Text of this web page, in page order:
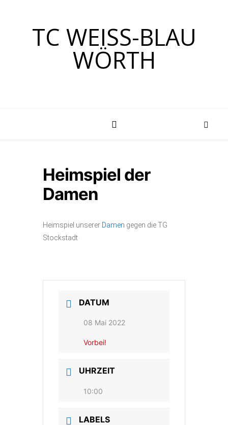
TC WEISS-BLAU W
ÖRTH
Heimspiel der
Damen
Heimspiel unserer Damen gegen die TG
Stockstadt
DATUM
08 Mai 2022
Vorbei!
UHRZEIT
10:00
LABELS